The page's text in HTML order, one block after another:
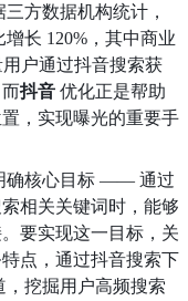
方数据机构统计，
长 120%，其中商业
户通过抖音搜索获
抖音 优化正是帮助
，实现曝光的重要手
确核心目标 —— 通过
相关关键词时，能够
要实现这一目标，关
点，通过抖音搜索下
挖掘用户高频搜索